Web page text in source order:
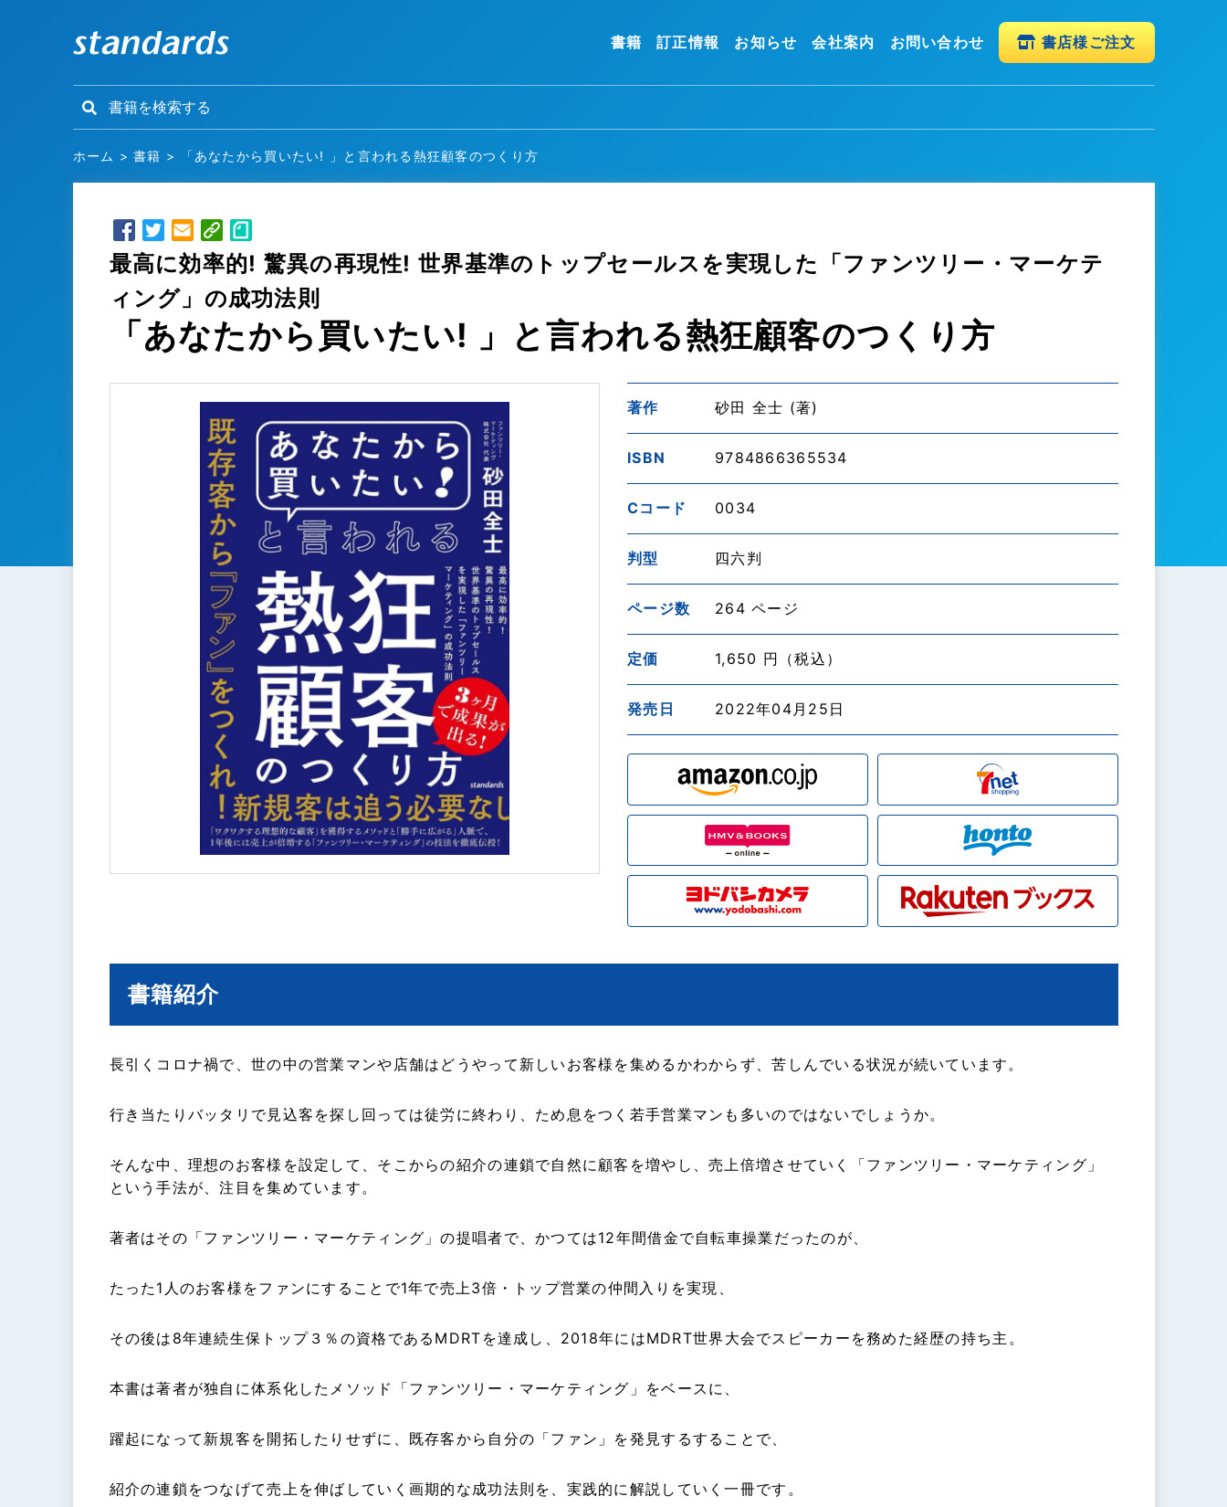
書籍 訂正情報 お知らせ 会社案内 お問い合わせ 書店様ご注文
ホーム >書籍 > 「あなたから買いたい! 」と言われる熱狂顧客のつくり方
最高に効率的! 驚異の再現性! 世界基準のトップセールスを実現した「ファンツリー・マーケテ
ィング」の成功法則
「あなたから買いたい! 」と言われる熱狂顧客のつくり方
著作 砂田 全士 (著)
ISBN 9784866365534
Cコード 0034
判型 四六判
ページ数 264 ページ
定価 1,650 円（税込）
発売日 2022年04月25日
書籍紹介
長引くコロナ禍で、世の中の営業マンや店舗はどうやって新しいお客様を集めるかわからず、苦しんでいる状況が続いています。
行き当たりバッタリで見込客を探し回っては徒労に終わり、ため息をつく若手営業マンも多いのではないでしょうか。
そんな中、理想のお客様を設定して、そこからの紹介の連鎖で自然に顧客を増やし、売上倍増させていく「ファンツリー・マーケティング」
という手法が、注目を集めています。
著者はその「ファンツリー・マーケティング」の提唱者で、かつては12年間借金で自転車操業だったのが、
たった1人のお客様をファンにすることで1年で売上3倍・トップ営業の仲間入りを実現、
その後は8年連続生保トップ３％の資格であるMDRTを達成し、2018年にはMDRT世界大会でスピーカーを務めた経歴の持ち主。
本書は著者が独自に体系化したメソッド「ファンツリー・マーケティング」をベースに、
躍起になって新規客を開拓したりせずに、既存客から自分の「ファン」を発見するすることで、
紹介の連鎖をつなげて売上を伸ばしていく画期的な成功法則を、実践的に解説していく一冊です。